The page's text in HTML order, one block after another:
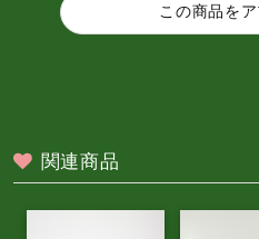
この商品を
関連商品